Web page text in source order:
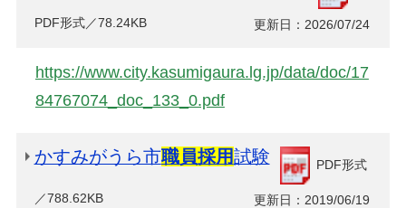
PDF形式／78.24KB 更新日：2026/07/24
https://www.city.kasumigaura.lg.jp/data/doc/17
84767074_doc_133_0.pdf
かすみがうら市職員採用試験 PDF形式
／788.62KB 更新日：2019/06/19